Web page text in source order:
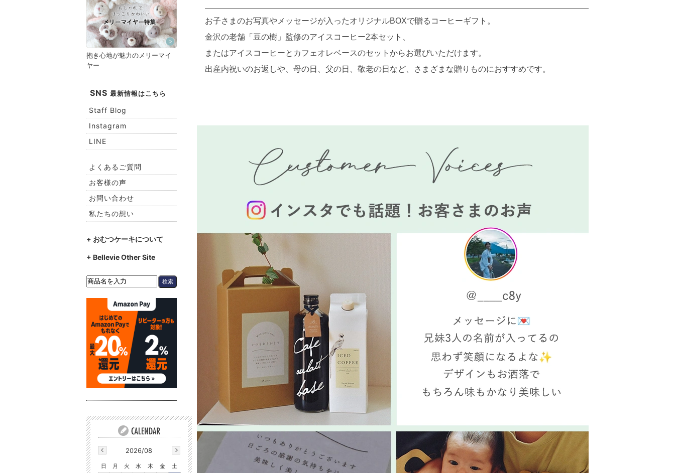
お子さまのお写真やメッセージが入ったオリジナルBOXで贈るコーヒーギフト。
金沢の老舗「豆の樹」監修のアイスコーヒー2本セット、
またはアイスコーヒーとカフェオレベースのセットからお選びいただけます。
出産内祝いのお返しや、母の日、父の日、敬老の日など、さまざまな贈りものにおすすめです。
抱き心地が魅力のメリーマイ
ヤー
SNS 最新情報はこちら
Staff Blog
Instagram
LINE
よくあるご質問
お客様の声
お問い合わせ
私たちの想い
+ おむつケーキについて
+ Bellevie Other Site
2026/08
日 月 火 水 木 金
土